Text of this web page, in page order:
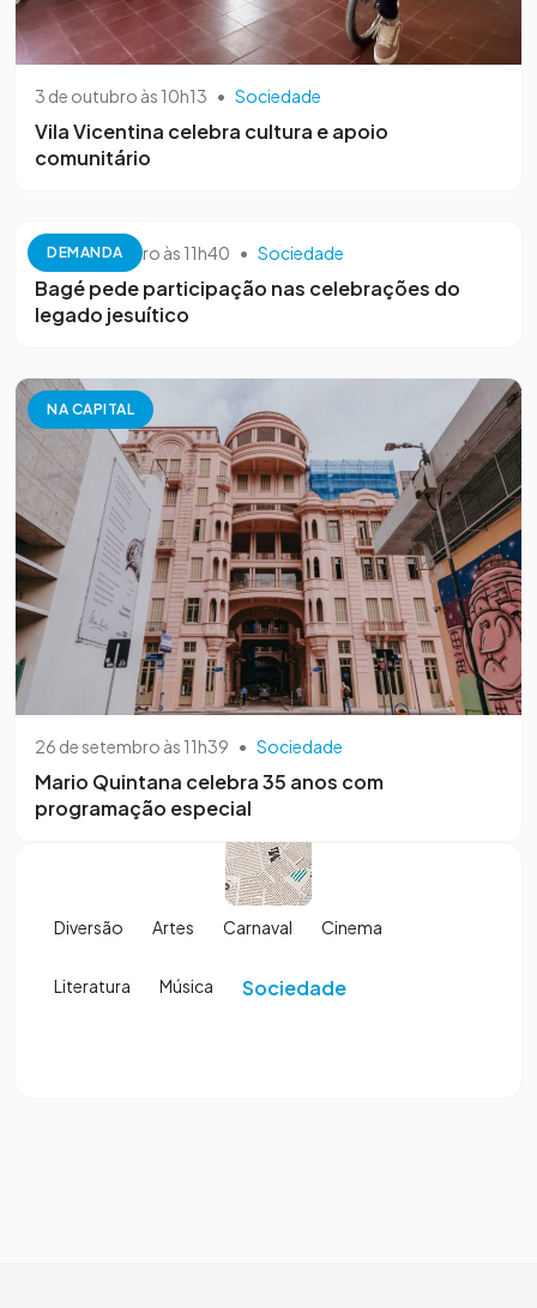
3 de outubro às 10h13 • Sociedade
Vila Vicentina celebra cultura e apoio
comunitário
DEMANDA
26 de setembro às 11h40 • Sociedade
Bagé pede participação nas celebrações do
legado jesuítico
NA CAPITAL
26 de setembro às 11h39 • Sociedade
Mario Quintana celebra 35 anos com
programação especial
Diversão Artes Carnaval Cinema
Literatura Música Sociedade